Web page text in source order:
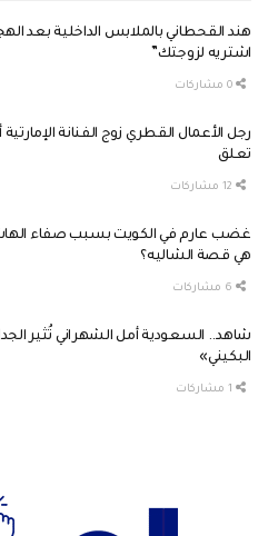
هند القحطاني بالملابس الداخلية بعد
اشتريه لزوجتك”
رجل الأعمال القطري زوج الفنانة
تعلق
غضب عارم في الكويت بسبب صفاء
هي قصة الشاليه؟
شاهد.. السعودية أمل الشهراني تُثير
البكيني»